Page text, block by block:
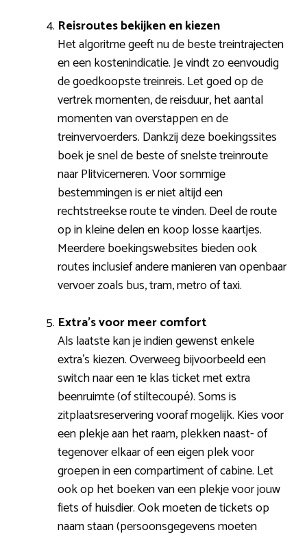
Reisroutes bekijken en kiezen
Het algoritme geeft nu de beste treintrajecten
en een kostenindicatie. Je vindt zo eenvoudig
de goedkoopste treinreis. Let goed op de
vertrek momenten, de reisduur, het aantal
momenten van overstappen en de
treinvervoerders. Dankzij deze boekingssites
boek je snel de beste of snelste treinroute
naar Plitvicemeren. Voor sommige
bestemmingen is er niet altijd een
rechtstreekse route te vinden. Deel de route
op in kleine delen en koop losse kaartjes.
Meerdere boekingswebsites bieden ook
routes inclusief andere manieren van openbaar
vervoer zoals bus, tram, metro of taxi.
Extra’s voor meer comfort
Als laatste kan je indien gewenst enkele
extra’s kiezen. Overweeg bijvoorbeeld een
switch naar een 1e klas ticket met extra
beenruimte (of stiltecoupé). Soms is
zitplaatsreservering vooraf mogelijk. Kies voor
een plekje aan het raam, plekken naast- of
tegenover elkaar of een eigen plek voor
groepen in een compartiment of cabine. Let
ook op het boeken van een plekje voor jouw
fiets of huisdier. Ook moeten de tickets op
naam staan (persoonsgegevens moeten